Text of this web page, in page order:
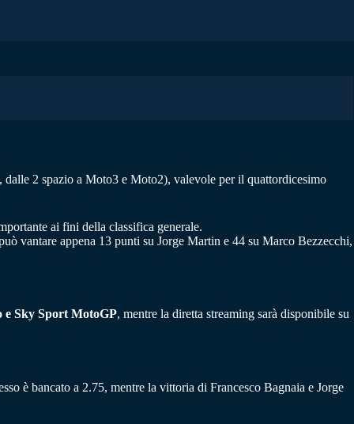
dalle 2 spazio a Moto3 e Moto2), valevole per il quattordicesimo
ai fini della classifica generale.
vantare appena 13 punti su Jorge Martin e 44 su Marco Bezzecchi,
e Sky Sport MotoGP, mentre la diretta streaming sarà disponibile su
è bancato a 2.75, mentre la vittoria di Francesco Bagnaia e Jorge